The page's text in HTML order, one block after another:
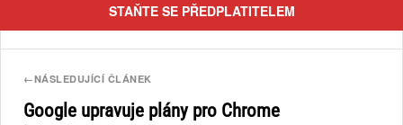
STAŇTE SE PŘEDPLATITELEM
←NÁSLEDUJÍCÍ ČLÁNEK
Google upravuje plány pro Chrome